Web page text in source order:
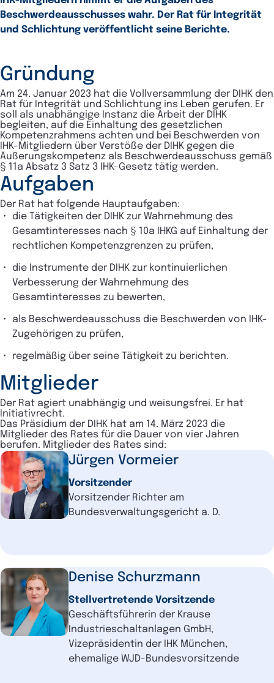
Beschwerdeausschusses wahr. Der Rat für Integrität
und Schlichtung veröffentlicht seine Berichte.
Gründung
Am 24. Januar 2023 hat die Vollversammlung der DIHK den
Rat für Integrität und Schlichtung ins Leben gerufen. Er
soll als unabhängige Instanz die Arbeit der DIHK
begleiten, auf die Einhaltung des gesetzlichen
Kompetenzrahmens achten und bei Beschwerden von
IHK-Mitgliedern über Verstöße der DIHK gegen die
Äußerungskompetenz als Beschwerdeausschuss gemäß
§ 11a Absatz 3 Satz 3 IHK-Gesetz tätig werden.
Aufgaben
Der Rat hat folgende Hauptaufgaben:
die Tätigkeiten der DIHK zur Wahrnehmung des
Gesamtinteresses nach § 10a IHKG auf Einhaltung der
rechtlichen Kompetenzgrenzen zu prüfen,
die Instrumente der DIHK zur kontinuierlichen
Verbesserung der Wahrnehmung des
Gesamtinteresses zu bewerten,
als Beschwerdeausschuss die Beschwerden von IHK-
Zugehörigen zu prüfen,
regelmäßig über seine Tätigkeit zu berichten.
Mitglieder
Der Rat agiert unabhängig und weisungsfrei. Er hat
Initiativrecht.
Das Präsidium der DIHK hat am 14. März 2023 die
Mitglieder des Rates für die Dauer von vier Jahren
berufen. Mitglieder des Rates sind:
Jürgen Vormeier
Vorsitzender
Vorsitzender Richter am
Bundesverwaltungsgericht a. D.
Denise Schurzmann
Stellvertretende Vorsitzende
Geschäftsführerin der Krause
Industrieschaltanlagen GmbH,
Vizepräsidentin der IHK München,
ehemalige WJD-Bundesvorsitzende